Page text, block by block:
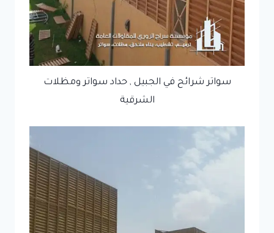
سواتر شرائح في الجبيل , حداد سواتر ومظلات
الشرقية